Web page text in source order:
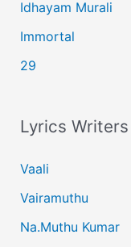
Idhayam Murali
Immortal
29
Lyrics Writers
Vaali
Vairamuthu
Na.Muthu Kumar